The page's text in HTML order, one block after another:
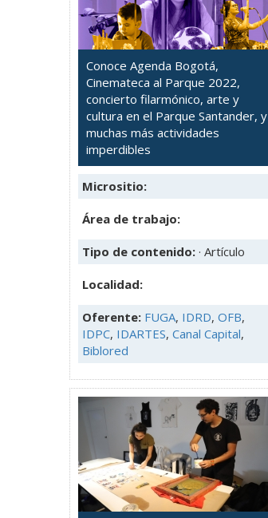
Conoce Agenda Bogotá,
Cinemateca al Parque 2022,
concierto filarmónico, arte y
cultura en el Parque Santander, y
muchas más actividades
imperdibles
Micrositio:
Área de trabajo:
Tipo de contenido: · Artículo
Localidad:
Oferente: FUGA, IDRD, OFB,
IDPC, IDARTES, Canal Capital,
Biblored